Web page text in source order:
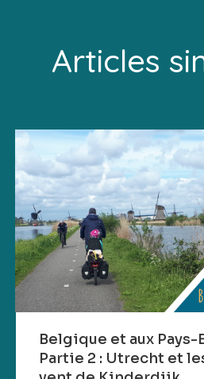
Articles
Belgique et aux Pays-
Partie 2 : Utrecht et